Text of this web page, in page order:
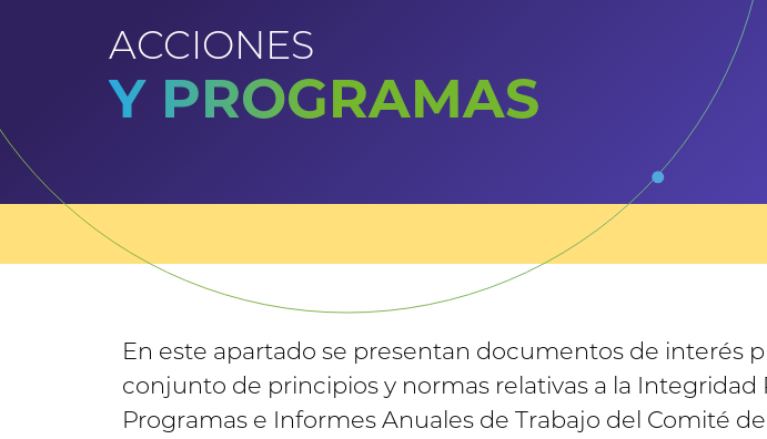
ACCIONES
Y PROGRAMAS
En este apartado se presentan documentos de interés
conjunto de principios y normas relativas a la Integridad
Programas e Informes Anuales de Trabajo del Comité